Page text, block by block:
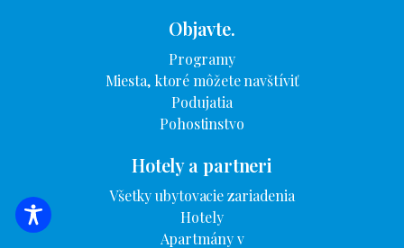
VYHĽADÁVANIE UBYTOVANIA
Objavte.
Programy
Miesta, ktoré môžete navštíviť
Podujatia
Pohostinstvo
Hotely a partneri
Všetky ubytovacie zariadenia
Hotely
Apartmány v